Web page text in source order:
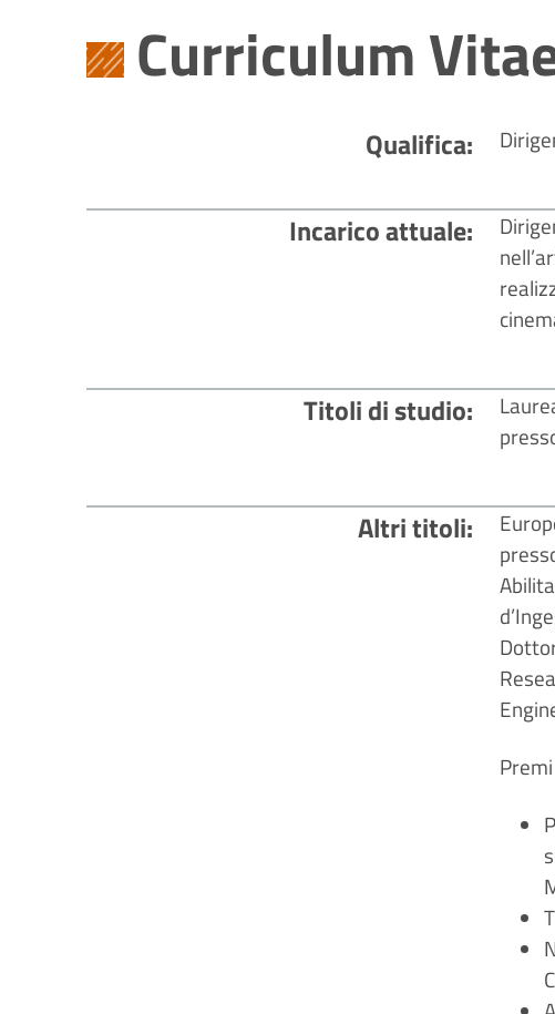
Curriculum
Qualifica
Incarico attuale
Titoli di studio
Altri titoli